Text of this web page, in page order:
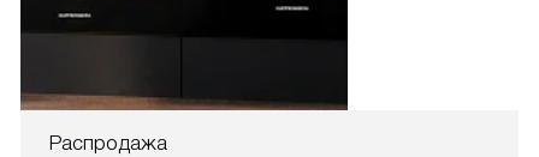
Распродажа